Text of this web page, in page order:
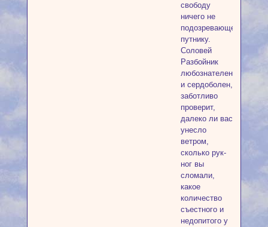
свободу
ничего не
подозревающему
путнику.
Соловей
Разбойник
любознателен
и сердоболен,
заботливо
проверит,
далеко ли вас
унесло
ветром,
сколько рук-
ног вы
сломали,
какое
количество
съестного и
недопитого у